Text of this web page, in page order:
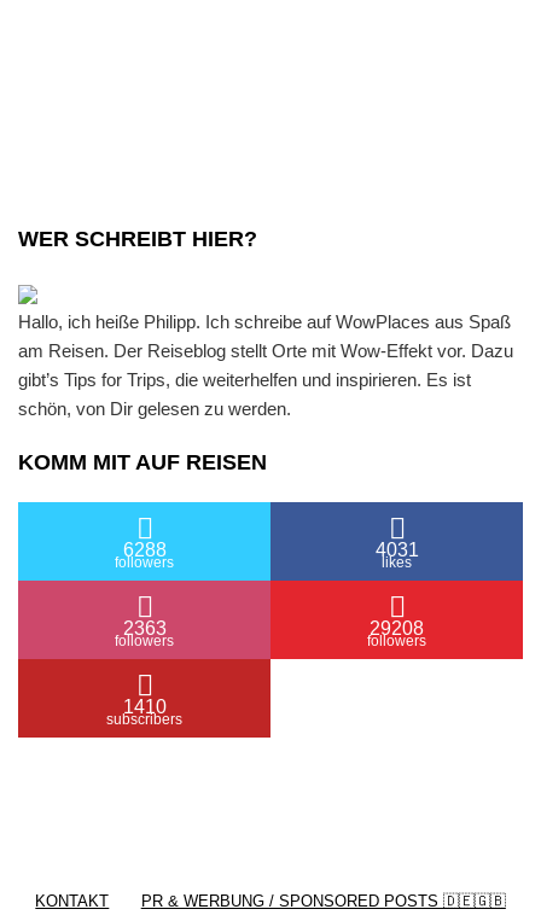
WER SCHREIBT HIER?
Hallo, ich heiße Philipp. Ich schreibe auf WowPlaces aus Spaß
am Reisen. Der Reiseblog stellt Orte mit Wow-Effekt vor. Dazu
gibt’s Tips for Trips, die weiterhelfen und inspirieren. Es ist
schön, von Dir gelesen zu werden.
KOMM MIT AUF REISEN
6288
followers
4031
likes
2363
followers
29208
followers
1410
subscribers
KONTAKT PR & WERBUNG / SPONSORED POSTS 🇩🇪🇬🇧